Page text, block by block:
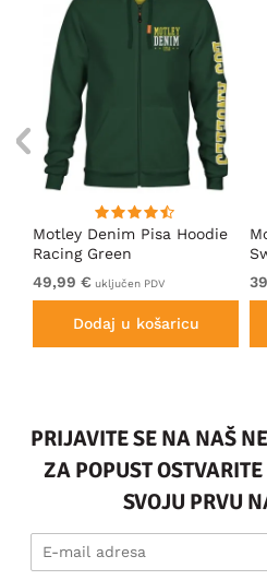
Motley Denim Pisa Hoodie
Racing Green
49,99 € uključen PDV
Dodaj u košaricu
PRIJAVITE SE NA NAŠ
ZA POPUST
SVOJU PRVU